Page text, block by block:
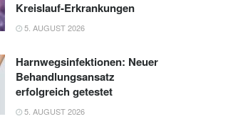
Kreislauf-Erkrankungen
5. AUGUST 2026
Harnwegsinfektionen: Neuer
Behandlungsansatz
erfolgreich getestet
5. AUGUST 2026